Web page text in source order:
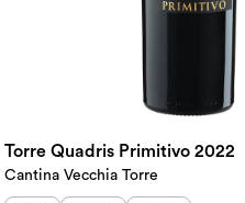
Torre Quadris Primitivo 2022
Cantina Vecchia Torre